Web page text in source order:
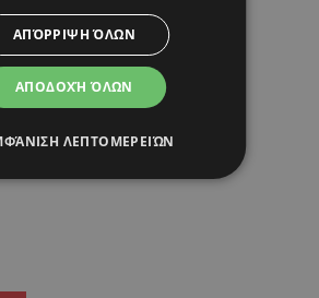
ΑΠΟΔΟΧΉ ΌΛΩΝ
ΑΠΌΡΡΙΨΗ ΌΛΩΝ
ΛΕΠΤΟΜΕΡΕΙΏΝ